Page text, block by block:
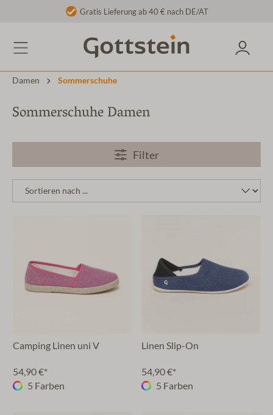
Gratis Lieferung ab 40 € nach DE/AT
Damen Sommerschuhe
Sommerschuhe Damen
Filter
Camping Linen uni V
54,90 €*
5 Farben
Linen Slip-On
54,90 €*
5 Farben